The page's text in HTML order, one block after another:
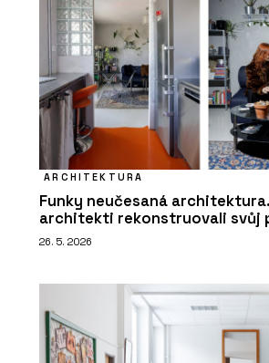
ARCHITEKTURA
Funky neučesaná
architekti rekonstruovali svůj
26. 5. 2026